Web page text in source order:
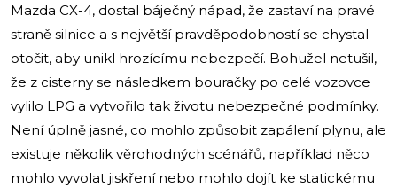
Mazda CX-4, dostal báječný nápad, že zastaví na pravé
straně silnice a s největší pravděpodobností se chystal
otočit, aby unikl hrozícímu nebezpečí. Bohužel netušil,
že z cisterny se následkem bouračky po celé vozovce
vylilo LPG a vytvořilo tak životu nebezpečné podmínky.
Není úplně jasné, co mohlo způsobit zapálení plynu, ale
existuje několik věrohodných scénářů, například něco
mohlo vyvolat jiskření nebo mohlo dojít ke statickému